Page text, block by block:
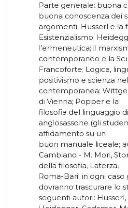
Parte generale: buona
buona conoscenza dei
argomenti: Husserl e la
Esistenzialismo;
l’ermeneutica; il
contemporaneo e la
Francoforte; Logica,
positivismo e scienza
contemporanea:
di Vienna; Popper e la
filosofia del linguaggio
anglosassone (gli
affidamento su un
buon manuale liceale;
Cambiano - M. Mori,
della filosofia, Laterza,
Roma-Bari; in ogni
dovranno trascurare lo
seguenti autori: Husserl,